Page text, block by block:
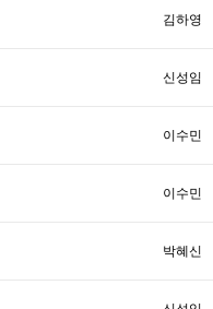
김하영
신성임
이수민
이수민
박혜신